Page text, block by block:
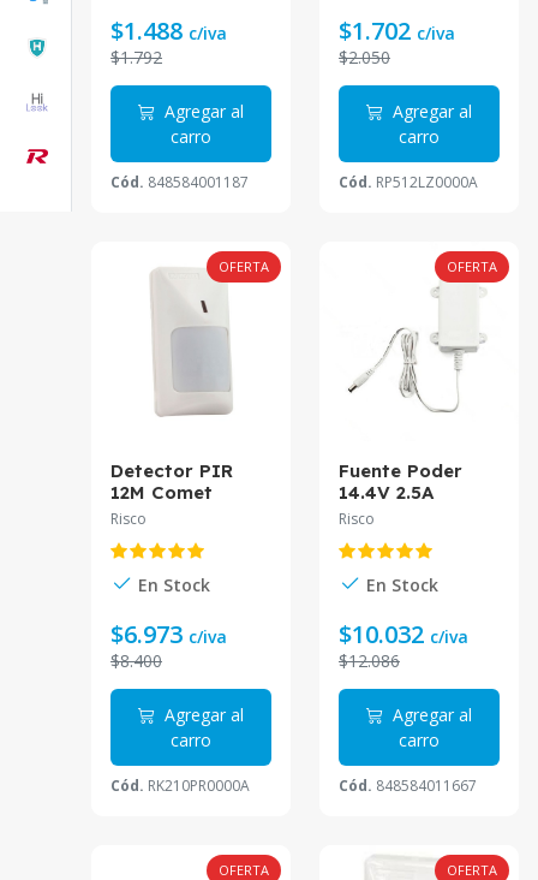
$1.488 c/iva
$1.792
Agregar al
carro
Cód. 848584001187
$1.702 c/iva
$2.050
Agregar al
carro
Cód. RP512LZ0000A
OFERTA
Detector PIR
12M Comet
RK210PR0000A
Risco
En Stock
$6.973 c/iva
$8.400
Agregar al
carro
Cód. RK210PR0000A
OFERTA
Fuente Poder
14.4V 2.5A
LIGHTSYS
Risco
Risco
En Stock
$10.032 c/iva
$12.086
Agregar al
carro
Cód. 848584011667
OFERTA OFERTA